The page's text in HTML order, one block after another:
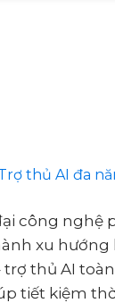
công nghệ
xu
trợ thủ AI
tiết kiệm